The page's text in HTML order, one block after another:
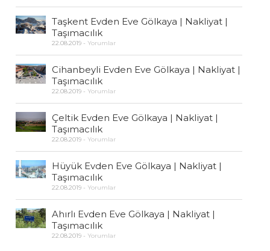
Taşkent Evden Eve Gölkaya | Nakliyat |
Taşımacılık
22.08.2019 - Yorumlar
Cihanbeyli Evden Eve Gölkaya | Nakliyat |
Taşımacılık
22.08.2019 - Yorumlar
Çeltik Evden Eve Gölkaya | Nakliyat |
Taşımacılık
22.08.2019 - Yorumlar
Hüyük Evden Eve Gölkaya | Nakliyat |
Taşımacılık
22.08.2019 - Yorumlar
Ahırlı Evden Eve Gölkaya | Nakliyat |
Taşımacılık
22.08.2019 - Yorumlar